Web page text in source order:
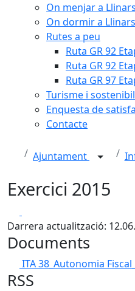
On menjar a
On dormir a
Rutes a peu
Ruta GR 92
Ruta GR 92
Ruta GR 97
Turisme i
Enquesta de
Contacte
Ajuntament
Exercici 2015
Darrera actualització:
Documents
ITA 38_Autonomia
RSS